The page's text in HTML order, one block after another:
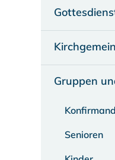
Gruppen
Senioren